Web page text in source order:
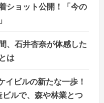
ショット公開！「今の
、石井杏奈が体感した
は
イビルの新たな一歩！
ルで、森や林業とつ